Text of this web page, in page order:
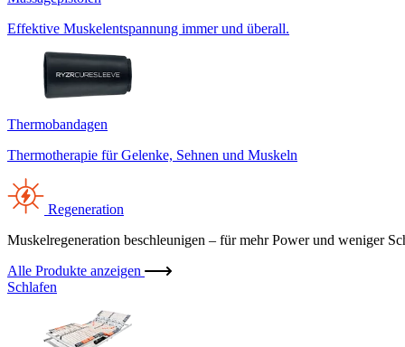
Effektive Muskelentspannung immer und überall.
Thermobandagen
Thermotherapie für Gelenke, Sehnen und Muskeln
Regeneration
Muskelregeneration beschleunigen – für mehr Power und weniger
Alle Produkte anzeigen
Schlafen